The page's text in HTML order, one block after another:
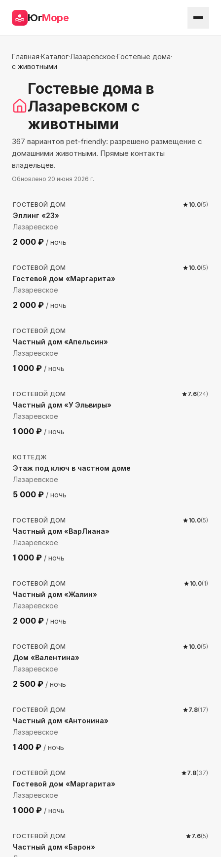
ЮгМоре
Главная·Каталог·Лазаревское·Гостевые дома·
с животными
Гостевые дома в
Лазаревском с
животными
367 вариантов pet-friendly: разрешено размещение с
домашними животными. Прямые контакты
владельцев.
Обновлено 20 июня 2026 г.
65м до моря
ГОСТЕВОЙ ДОМ 10.0(5)
Эллинг «23»
Лазаревское
2 000 ₽ / ночь
68 м до моря
ГОСТЕВОЙ ДОМ 10.0(5)
Гостевой дом «Маргарита»
Лазаревское
2 000 ₽ / ночь
71м до моря
ГОСТЕВОЙ ДОМ
Частный дом «Апельсин»
Лазаревское
1 000 ₽ / ночь
73 м до моря
ГОСТЕВОЙ ДОМ 7.6(24)
Частный дом «У Эльвиры»
Лазаревское
1 000 ₽ / ночь
883м до моря
КОТТЕДЖ
Этаж под ключ в частном доме
Лазаревское
5 000 ₽ / ночь
269м до моря
ГОСТЕВОЙ ДОМ 10.0(5)
Частный дом «ВарЛиана»
Лазаревское
1 000 ₽ / ночь
217м до моря
ГОСТЕВОЙ ДОМ 10.0(1)
Частный дом «Жалин»
Лазаревское
2 000 ₽ / ночь
315 м до моря
ГОСТЕВОЙ ДОМ 10.0(5)
Дом «Валентина»
Лазаревское
2 500 ₽ / ночь
767м до моря
ГОСТЕВОЙ ДОМ 7.8(17)
Частный дом «Антонина»
Лазаревское
1 400 ₽ / ночь
983 м до моря
ГОСТЕВОЙ ДОМ 7.8(37)
Гостевой дом «Маргарита»
Лазаревское
1 000 ₽ / ночь
99м до моря
ГОСТЕВОЙ ДОМ 7.6(5)
Частный дом «Барон»